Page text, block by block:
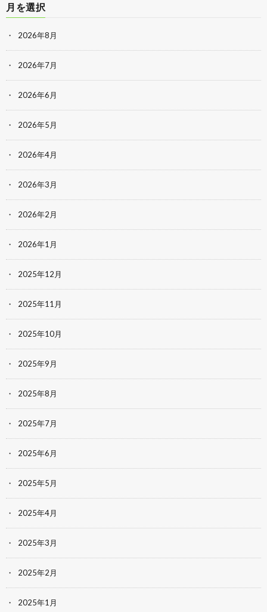
月を選択
2026年8月
2026年7月
2026年6月
2026年5月
2026年4月
2026年3月
2026年2月
2026年1月
2025年12月
2025年11月
2025年10月
2025年9月
2025年8月
2025年7月
2025年6月
2025年5月
2025年4月
2025年3月
2025年2月
2025年1月